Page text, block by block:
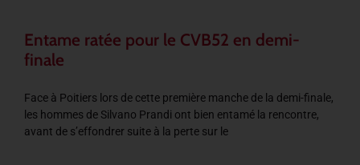
Entame ratée pour le CVB52 en demi-
finale
Face à Poitiers lors de cette première manche de la demi-finale,
les hommes de Silvano Prandi ont bien entamé la rencontre,
avant de s’effondrer suite à la perte sur le